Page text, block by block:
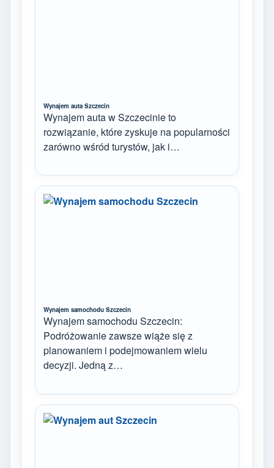
Wynajem auta Szczecin
Wynajem auta w Szczecinie to
rozwiązanie, które zyskuje na popularności
zarówno wśród turystów, jak i…
Wynajem samochodu Szczecin
Wynajem samochodu Szczecin:
Podróżowanie zawsze wiąże się z
planowaniem i podejmowaniem wielu
decyzji. Jedną z…